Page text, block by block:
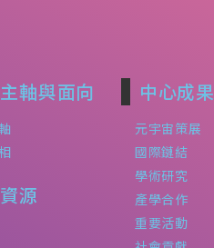
軸與面向
源
中心成果
元宇宙策展
國際鏈結
學術研究
產學合作
重要活動